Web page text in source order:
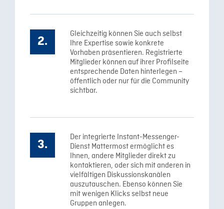
Gleichzeitig können Sie auch selbst
Ihre Expertise sowie konkrete
Vorhaben präsentieren. Registrierte
Mitglieder können auf ihrer Profilseite
entsprechende Daten hinterlegen –
öffentlich oder nur für die Community
sichtbar.
Der integrierte Instant-Messenger-
Dienst Mattermost ermöglicht es
Ihnen, andere Mitglieder direkt zu
kontaktieren, oder sich mit anderen in
vielfältigen Diskussionskanälen
auszutauschen. Ebenso können Sie
mit wenigen Klicks selbst neue
Gruppen anlegen.